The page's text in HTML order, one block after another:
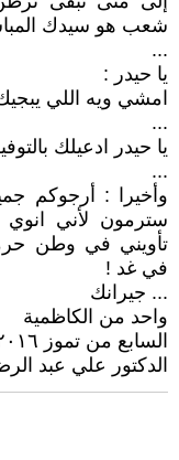
شعب هو سيدك
...
يا حيدر :
امشي ويه اللي
...
يا حيدر ادعيلك
...
وأخيرا : أرجوكم
سترمون لأني
تأويني في وطن
في غد !
... جيرانك
واحد من الكاظمية
السابع من تموز ٢٠١٦
الدكتور علي عبد